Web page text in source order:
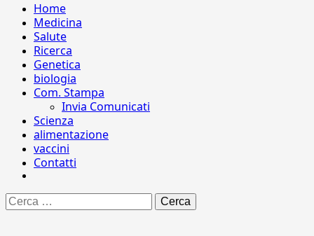
Home
Medicina
Salute
Ricerca
Genetica
biologia
Com. Stampa
Invia Comunicati
Scienza
alimentazione
vaccini
Contatti
Ricerca
per: